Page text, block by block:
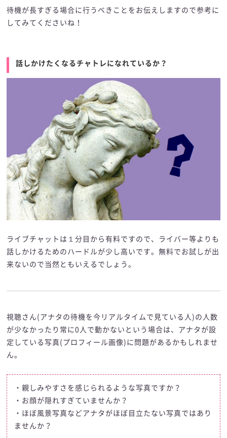
待機が長すぎる場合に行うべきことをお伝えしますので参考に
してみてくださいね！
話しかけたくなるチャトレになれているか？
ライブチャットは１分目から有料ですので、ライバー等よりも
話しかけるためのハードルが少し高いです。無料でお試しが出
来ないので当然ともいえるでしょう。
視聴さん(アナタの待機を今リアルタイムで見ている人)の人数
が少なかったり常に0人で動かないという場合は、アナタが設
定している写真(プロフィール画像)に問題があるかもしれませ
ん。
・親しみやすさを感じられるような写真ですか？
・お顔が隠れすぎていませんか？
・ほぼ風景写真などアナタがほぼ目立たない写真ではあり
ませんか？